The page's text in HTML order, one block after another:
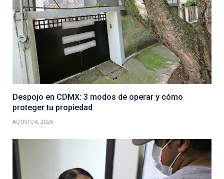
Despojo en CDMX: 3 modos de operar y cómo
proteger tu propiedad
AGOSTO 6, 2026